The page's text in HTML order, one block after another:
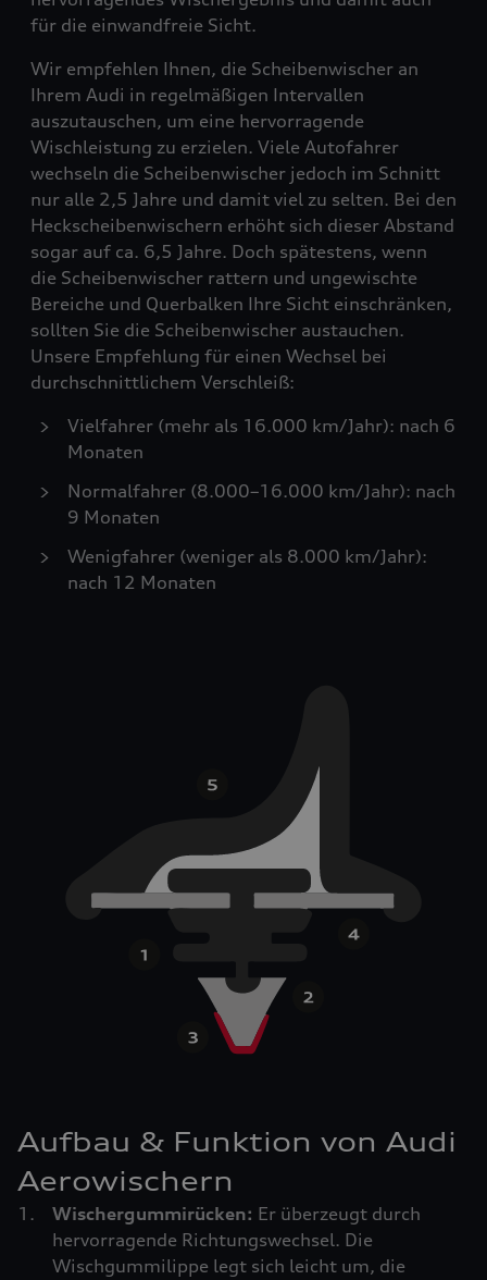
für die einwandfreie Sicht.
Wir empfehlen Ihnen, die Scheibenwischer an
Ihrem Audi in regelmäßigen Intervallen
auszutauschen, um eine hervorragende
Wischleistung zu erzielen. Viele Autofahrer
wechseln die Scheibenwischer jedoch im Schnitt
nur alle 2,5 Jahre und damit viel zu selten. Bei den
Heckscheibenwischern erhöht sich dieser Abstand
sogar auf ca. 6,5 Jahre. Doch spätestens, wenn
die Scheibenwischer rattern und ungewischte
Bereiche und Querbalken Ihre Sicht einschränken,
sollten Sie die Scheibenwischer austauchen.
Unsere Empfehlung für einen Wechsel bei
durchschnittlichem Verschleiß:
Vielfahrer (mehr als 16.000 km/Jahr): nach 6
Monaten
Normalfahrer (8.000–16.000 km/Jahr): nach
9 Monaten
Wenigfahrer (weniger als 8.000 km/Jahr):
nach 12 Monaten
Aufbau & Funktion von Audi
Aerowischern
Wischergummirücken: Er überzeugt durch
hervorragende Richtungswechsel. Die
Wischgummilippe legt sich leicht um, die